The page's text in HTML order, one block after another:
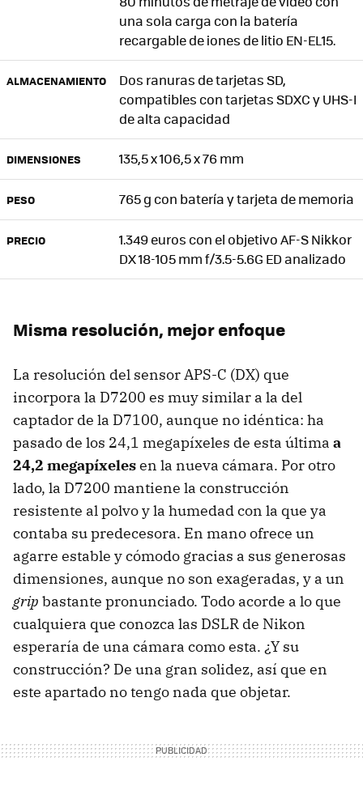
una sola carga con la batería
recargable de iones de litio EN-EL15.
ALMACENAMIENTO
Dos ranuras de tarjetas SD,
compatibles con tarjetas SDXC y UHS-I
de alta capacidad
DIMENSIONES 135,5 x 106,5 x 76 mm
PESO 765 g con batería y tarjeta de memoria
PRECIO
1.349 euros con el objetivo AF-S Nikkor
DX 18-105 mm f/3.5-5.6G ED analizado
Misma resolución, mejor enfoque
La resolución del sensor APS-C (DX) que
incorpora la D7200 es muy similar a la del
captador de la D7100, aunque no idéntica: ha
pasado de los 24,1 megapíxeles de esta última a
24,2 megapíxelesen la nueva cámara. Por otro
lado, la D7200 mantiene la construcción
resistente al polvo y la humedad con la que ya
contaba su predecesora. En mano ofrece un
agarre estable y cómodo gracias a sus generosas
dimensiones, aunque no son exageradas, y a un
grip bastante pronunciado. Todo acorde a lo que
cualquiera que conozca las DSLR de Nikon
esperaría de una cámara como esta. ¿Y su
construcción? De una gran solidez, así que en
este apartado no tengo nada que objetar.